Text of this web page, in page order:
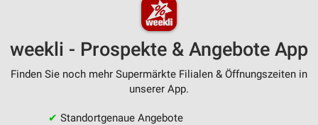
weekli - Prospekte & Angebote App
Finden Sie noch mehr Supermärkte Filialen & Öffnungszeiten in
unserer App.
✔ Standortgenaue Angebote